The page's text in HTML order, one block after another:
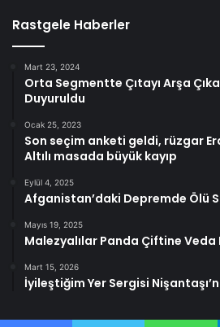
Rastgele Haberler
Mart 23, 2024
Orta Segmentte Çıtayı Arşa
Duyuruldu
Ocak 25, 2023
Son seçim anketi geldi, rüzgar
Altılı masada büyük kayıp
Eylül 4, 2025
Afganistan’daki Depremde Ölü
Mayıs 19, 2025
Malezyalılar Panda Çiftine Veda
Mart 15, 2026
İyileştiğim Yer Sergisi